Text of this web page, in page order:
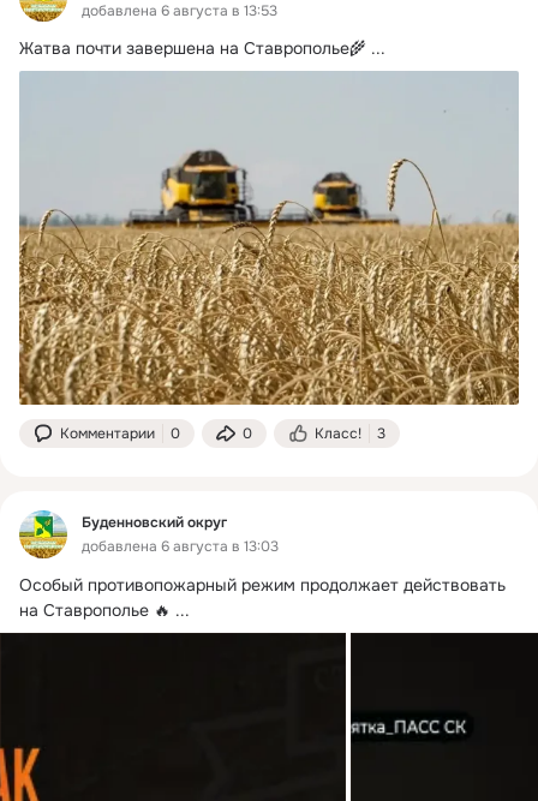
добавлена 6 августа в 13:53
Жатва почти завершена на Ставрополье🌾 ...
Комментарии 0 0 Класс! 3
Буденновский округ
добавлена 6 августа в 13:03
Особый противопожарный режим продолжает действовать
на Ставрополье 🔥 ...